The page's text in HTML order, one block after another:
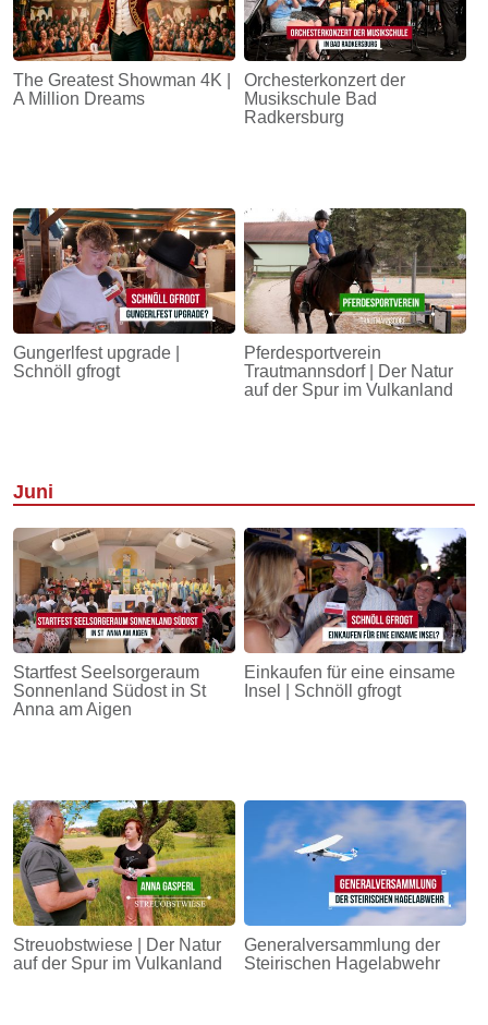
The Greatest Showman 4K |
A Million Dreams
Orchesterkonzert der
Musikschule Bad
Radkersburg
Gungerlfest upgrade |
Schnöll gfrogt
Pferdesportverein
Trautmannsdorf | Der Natur
auf der Spur im Vulkanland
Juni
Startfest Seelsorgeraum
Sonnenland Südost in St
Anna am Aigen
Einkaufen für eine einsame
Insel | Schnöll gfrogt
Streuobstwiese | Der Natur
auf der Spur im Vulkanland
Generalversammlung der
Steirischen Hagelabwehr